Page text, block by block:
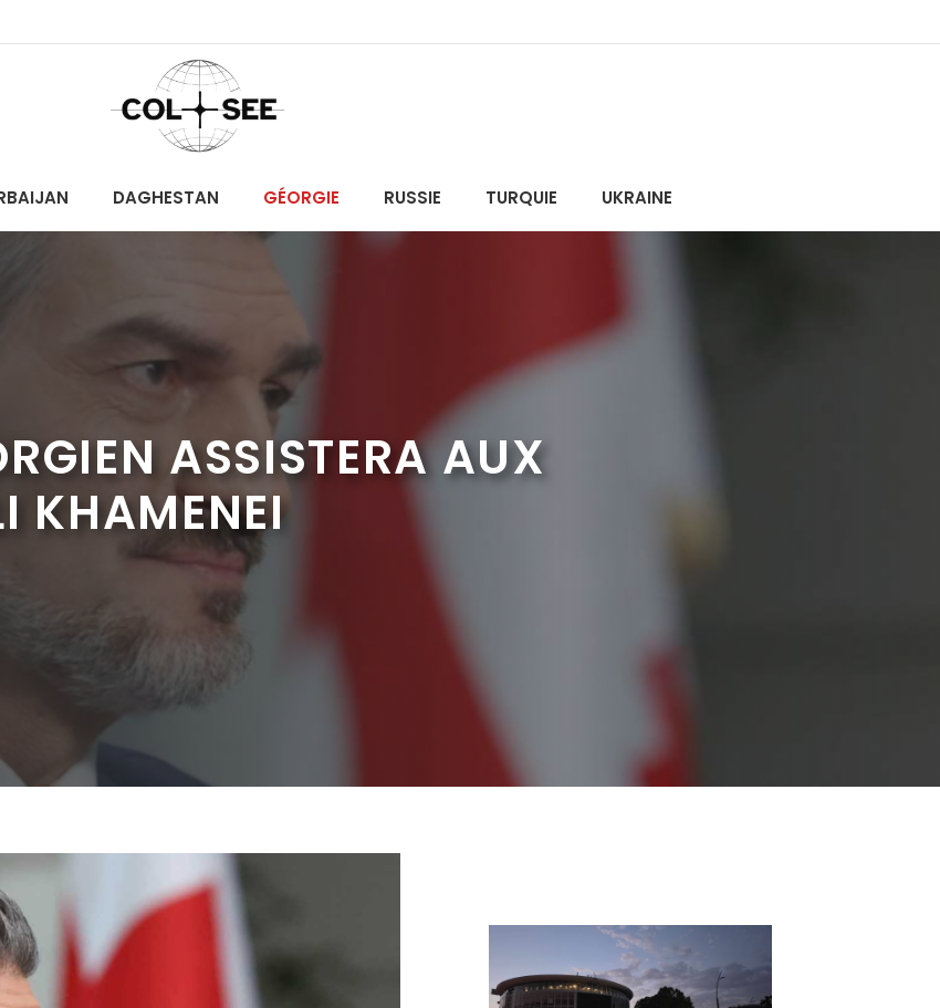
DAGHESTAN GÉORGIE RUSSIE TURQUIE UKRAINE
ASSISTERA AUX
KHAMENEI